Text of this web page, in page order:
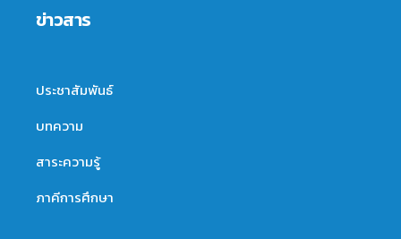
ข่าวสาร
ประชาสัมพันธ์
บทความ
สาระความรู้
ภาคีการศึกษา